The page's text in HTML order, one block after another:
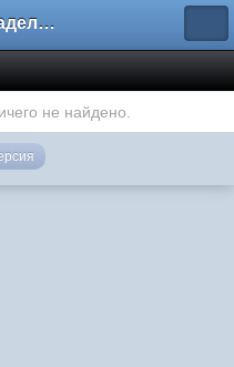
Форум владельцев интернет-магазинов
не найдено.